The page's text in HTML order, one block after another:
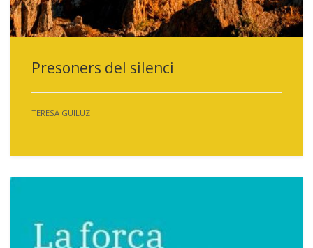
Presoners del silenci
TERESA GUILUZ